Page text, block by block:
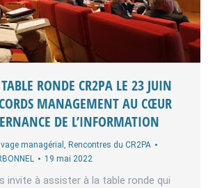
RONDE CR2PA LE 23 JUIN
MANAGEMENT AU CŒUR
DE L’INFORMATION
managérial , Rencontres du CR2PA
19 mai 2022
invite à assister à la table ronde qui